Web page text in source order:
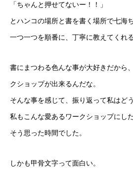
「ちゃんと押せてないー！！」
とハンコの場所と書を書く場所で七海
一つ一つを順番に、丁寧に教えてくれ
書にまつわる色んな事が大好きだから
クショップが出来るんだな。
そんな事を感じて、振り返って私はど
私もこんな愛あるワークショップにした
そう思った時間でした。
しかも甲骨文字って面白い。